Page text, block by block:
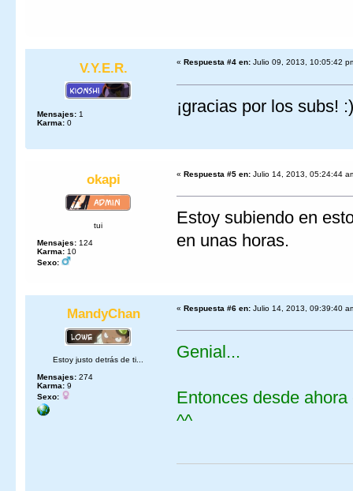
V.Y.E.R.
Mensajes: 1
Karma: 0
« Respuesta #4 en: Julio 09, 2013, 10:05:42
¡gracias por los subs! :)
okapi
tui
Mensajes: 124
Karma: 10
Sexo:
« Respuesta #5 en: Julio 14, 2013, 05:24:44
Estoy subiendo en
en unas horas.
MandyChan
Estoy justo detrás de ti...
Mensajes: 274
Karma: 9
Sexo:
« Respuesta #6 en: Julio 14, 2013, 09:39:40
Genial...
Entonces desde
^^